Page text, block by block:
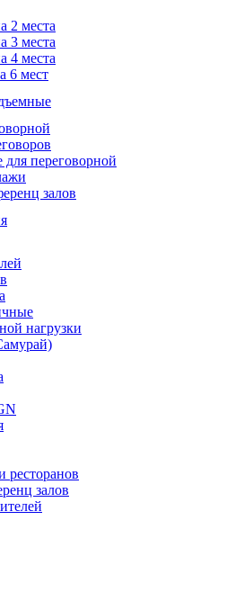
2 места
3 места
4 места
6 мест
переговорной
залов
нагрузки
ресторанов
залов